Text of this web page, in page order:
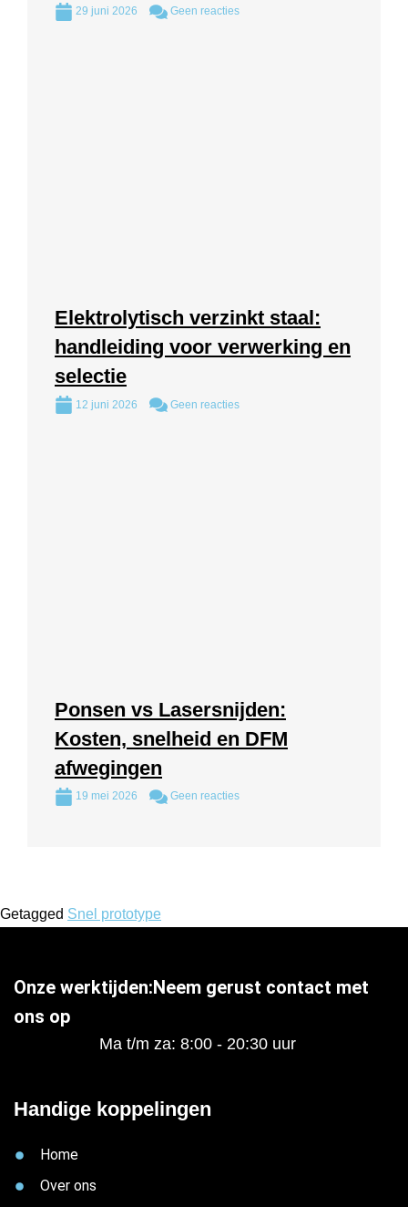
29 juni 2026 Geen reacties
Elektrolytisch verzinkt staal:
handleiding voor verwerking en
selectie
12 juni 2026 Geen reacties
Ponsen vs Lasersnijden:
Kosten, snelheid en DFM
afwegingen
19 mei 2026 Geen reacties
Getagged Snel prototype
Onze werktijden:Neem gerust contact met
ons op
Ma t/m za: 8:00 - 20:30 uur
Handige koppelingen
Home
Over ons